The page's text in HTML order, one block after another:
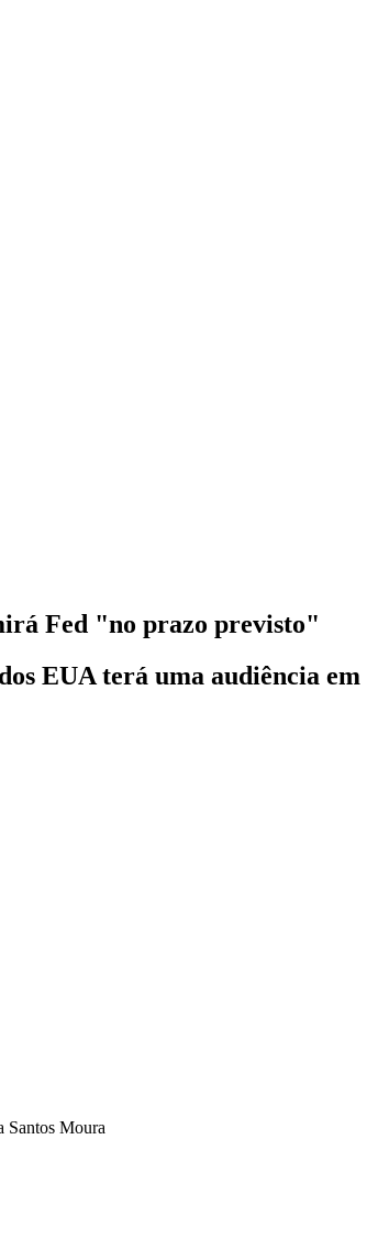
Fed "no prazo previsto"
EUA terá uma audiência
Moura